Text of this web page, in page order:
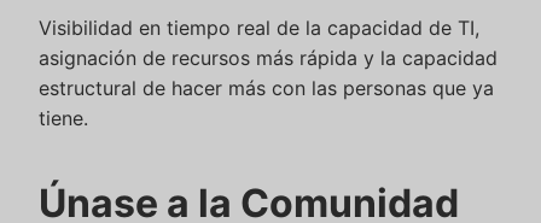
Visibilidad en tiempo real de la capacidad de TI,
asignación de recursos más rápida y la capacidad
estructural de hacer más con las personas que ya
tiene.
Únase a la Comunidad